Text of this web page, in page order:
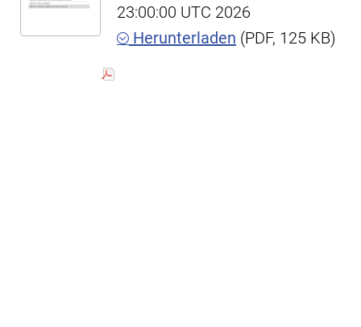
23:00:00 UTC 2026
Herunterladen (PDF, 125 KB)